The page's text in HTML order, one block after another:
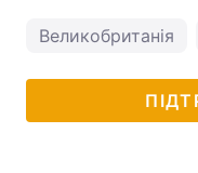
Великобританія